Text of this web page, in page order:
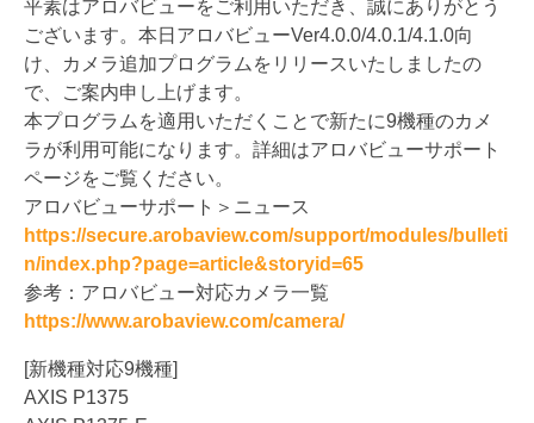
平素はアロバビューをご利用いただき、誠にありがとう
ございます。本日アロバビューVer4.0.0/4.0.1/4.1.0向
け、カメラ追加プログラムをリリースいたしましたの
で、ご案内申し上げます。
本プログラムを適用いただくことで新たに9機種のカメ
ラが利用可能になります。詳細はアロバビューサポート
ページをご覧ください。
アロバビューサポート＞ニュース
https://secure.arobaview.com/support/modules/bulleti
n/index.php?page=article&storyid=65
参考：アロバビュー対応カメラ一覧
https://www.arobaview.com/camera/
[新機種対応9機種]
AXIS P1375